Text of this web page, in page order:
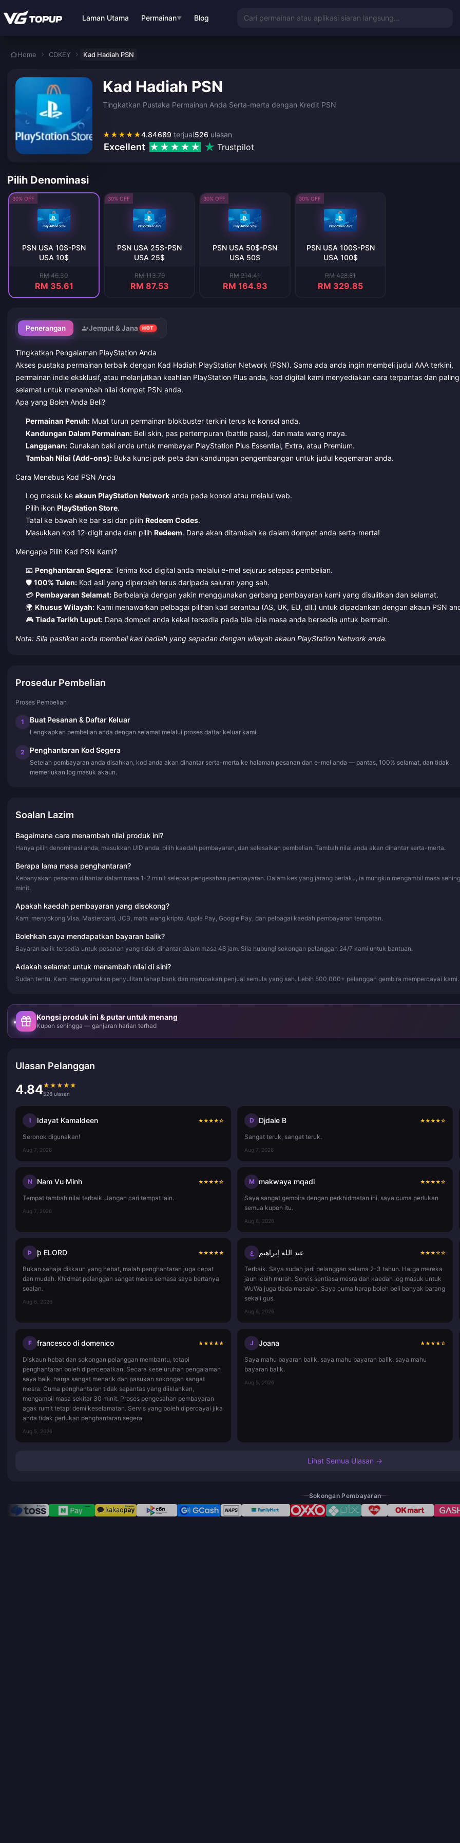
Laman Utama Permainan▼ Blog Cari permainan atau aplikasi siaran langsung...
Home CDKEY Kad Hadiah PSN
Kad Hadiah PSN
Tingkatkan Pustaka Permainan Anda Serta-merta dengan Kredit PSN
★★★★★4.84 526 ulasan
689 terjual
Excellent Trustpilot
Pilih Denominasi
30% OFF
PSN USA 10$-PSN
USA 10$
RM 46.30
RM 35.61
30% OFF
PSN USA 25$-PSN
USA 25$
RM 113.79
RM 87.53
30% OFF
PSN USA 50$-PSN
USA 50$
RM 214.41
RM 164.93
30% OFF
PSN USA 100$-PSN
USA 100$
RM 428.81
RM 329.85
Penerangan Jemput & Jana HOT
Tingkatkan Pengalaman PlayStation Anda
Akses pustaka permainan terbaik dengan Kad Hadiah PlayStation Network (PSN). Sama ada anda ingin membeli judul AAA terkini,
permainan indie eksklusif, atau melanjutkan keahlian PlayStation Plus anda, kod digital kami menyediakan cara terpantas dan paling
selamat untuk menambah nilai dompet PSN anda.
Apa yang Boleh Anda Beli?
Permainan Penuh:Muat turun permainan blokbuster terkini terus ke konsol anda.
Kandungan Dalam Permainan:Beli skin, pas pertempuran (battle pass), dan mata wang maya.
Langganan:Gunakan baki anda untuk membayar PlayStation Plus Essential, Extra, atau Premium.
Tambah Nilai (Add-ons):Buka kunci pek peta dan kandungan pengembangan untuk judul kegemaran anda.
Cara Menebus Kod PSN Anda
Log masuk ke akaun PlayStation Networkanda pada konsol atau melalui web.
Pilih ikon PlayStation Store.
Tatal ke bawah ke bar sisi dan pilih Redeem Codes.
Masukkan kod 12-digit anda dan pilih Redeem. Dana akan ditambah ke dalam dompet anda serta-merta!
Mengapa Pilih Kad PSN Kami?
📧 Penghantaran Segera:Terima kod digital anda melalui e-mel sejurus selepas pembelian.
🛡️ 100% Tulen:Kod asli yang diperoleh terus daripada saluran yang sah.
💳 Pembayaran Selamat:Berbelanja dengan yakin menggunakan gerbang pembayaran kami yang disulitkan dan selamat.
🌍 Khusus Wilayah:Kami menawarkan pelbagai pilihan kad serantau (AS, UK, EU, dll.) untuk dipadankan dengan akaun PSN
🎮 Tiada Tarikh Luput:Dana dompet anda kekal tersedia pada bila-bila masa anda bersedia untuk bermain.
Nota: Sila pastikan anda membeli kad hadiah yang sepadan dengan wilayah akaun PlayStation Network anda.
Prosedur Pembelian
Proses Pembelian
1 Buat Pesanan & Daftar Keluar
Lengkapkan pembelian anda dengan selamat melalui proses daftar keluar kami.
2 Penghantaran Kod Segera
Setelah pembayaran anda disahkan, kod anda akan dihantar serta-merta ke halaman pesanan dan e-mel anda — pantas, 100% selamat, dan tidak
memerlukan log masuk akaun.
Soalan Lazim
Bagaimana cara menambah nilai produk ini?
Hanya pilih denominasi anda, masukkan UID anda, pilih kaedah pembayaran, dan selesaikan pembelian. Tambah nilai anda akan dihantar serta-merta.
Berapa lama masa penghantaran?
Kebanyakan pesanan dihantar dalam masa 1-2 minit selepas pengesahan pembayaran. Dalam kes yang jarang berlaku, ia mungkin mengambil masa
minit.
Apakah kaedah pembayaran yang disokong?
Kami menyokong Visa, Mastercard, JCB, mata wang kripto, Apple Pay, Google Pay, dan pelbagai kaedah pembayaran tempatan.
Bolehkah saya mendapatkan bayaran balik?
Bayaran balik tersedia untuk pesanan yang tidak dihantar dalam masa 48 jam. Sila hubungi sokongan pelanggan 24/7 kami untuk bantuan.
Adakah selamat untuk menambah nilai di sini?
Sudah tentu. Kami menggunakan penyulitan tahap bank dan merupakan penjual semula yang sah. Lebih 500,000+ pelanggan gembira mempercayai kami.
Kongsi produk ini & putar untuk menang
Kupon sehingga — ganjaran harian terhad
Ulasan Pelanggan
4.84★ ★ ★ ★ ★
526 ulasan
I Idayat Kamaldeen ★★★★☆
Seronok digunakan!
Aug 7, 2026
D Djdale B ★★★★☆
Sangat teruk, sangat teruk.
Aug 7, 2026
N Nam Vu Minh ★★★★☆
Tempat tambah nilai terbaik. Jangan cari tempat lain.
Aug 7, 2026
M makwaya mqadi ★★★★☆
Saya sangat gembira dengan perkhidmatan ini, saya cuma perlukan
semua kupon itu.
Aug 6, 2026
Þ þ ELORD ★★★★★
Bukan sahaja diskaun yang hebat, malah penghantaran juga cepat
dan mudah. Khidmat pelanggan sangat mesra semasa saya bertanya
soalan.
Aug 6, 2026
ع عبد الله إبراهيم ★★★☆☆
Terbaik. Saya sudah jadi pelanggan selama 2-3 tahun. Harga mereka
jauh lebih murah. Servis sentiasa mesra dan kaedah log masuk untuk
WuWa juga tiada masalah. Saya cuma harap boleh beli banyak barang
sekali gus.
Aug 6, 2026
F francesco di domenico ★★★★★
Diskaun hebat dan sokongan pelanggan membantu, tetapi
penghantaran boleh dipercepatkan. Secara keseluruhan pengalaman
saya baik, harga sangat menarik dan pasukan sokongan sangat
mesra. Cuma penghantaran tidak sepantas yang diiklankan,
mengambil masa sekitar 30 minit. Proses pengesahan pembayaran
agak rumit tetapi demi keselamatan. Servis yang boleh dipercayai jika
anda tidak perlukan penghantaran segera.
Aug 5, 2026
J Joana ★★★★☆
Saya mahu bayaran balik, saya mahu bayaran balik, saya mahu
bayaran balik.
Aug 5, 2026
Lihat Semua Ulasan →
Sokongan Pembayaran